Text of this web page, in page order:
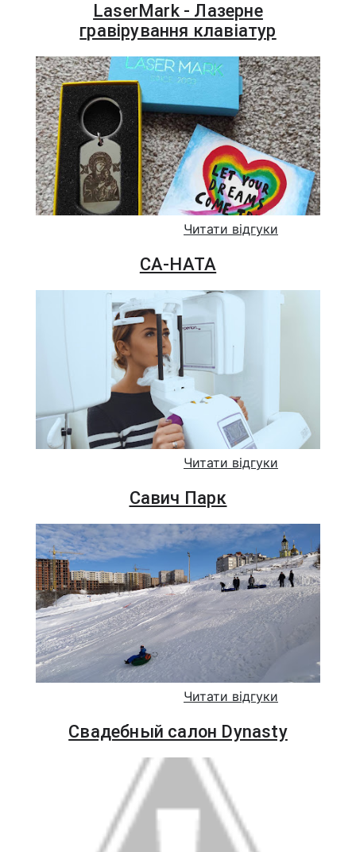
LaserMark - Лазерне
гравірування клавіатур
Читати відгуки
СА-НАТА
Читати відгуки
Савич Парк
Читати відгуки
Свадебный салон Dynasty